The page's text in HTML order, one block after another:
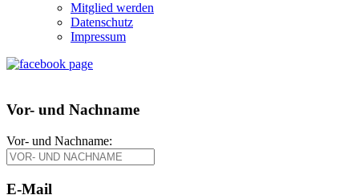
Mitglied werden
Datenschutz
Impressum
Vor- und Nachname
Vor- und Nachname:
E-Mail